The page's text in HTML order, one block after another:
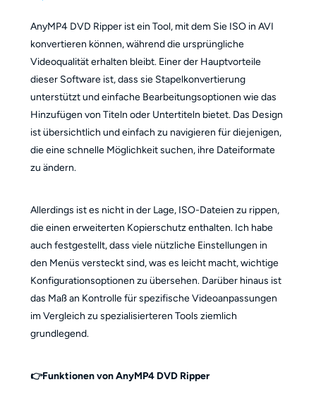
AnyMP4 DVD Ripper ist ein Tool, mit dem Sie ISO in AVI
konvertieren können, während die ursprüngliche
Videoqualität erhalten bleibt. Einer der Hauptvorteile
dieser Software ist, dass sie Stapelkonvertierung
unterstützt und einfache Bearbeitungsoptionen wie das
Hinzufügen von Titeln oder Untertiteln bietet. Das Design
ist übersichtlich und einfach zu navigieren für diejenigen,
die eine schnelle Möglichkeit suchen, ihre Dateiformate
zu ändern.
Allerdings ist es nicht in der Lage, ISO-Dateien zu rippen,
die einen erweiterten Kopierschutz enthalten. Ich habe
auch festgestellt, dass viele nützliche Einstellungen in
den Menüs versteckt sind, was es leicht macht, wichtige
Konfigurationsoptionen zu übersehen. Darüber hinaus ist
das Maß an Kontrolle für spezifische Videoanpassungen
im Vergleich zu spezialisierteren Tools ziemlich
grundlegend.
👉Funktionen von AnyMP4 DVD Ripper